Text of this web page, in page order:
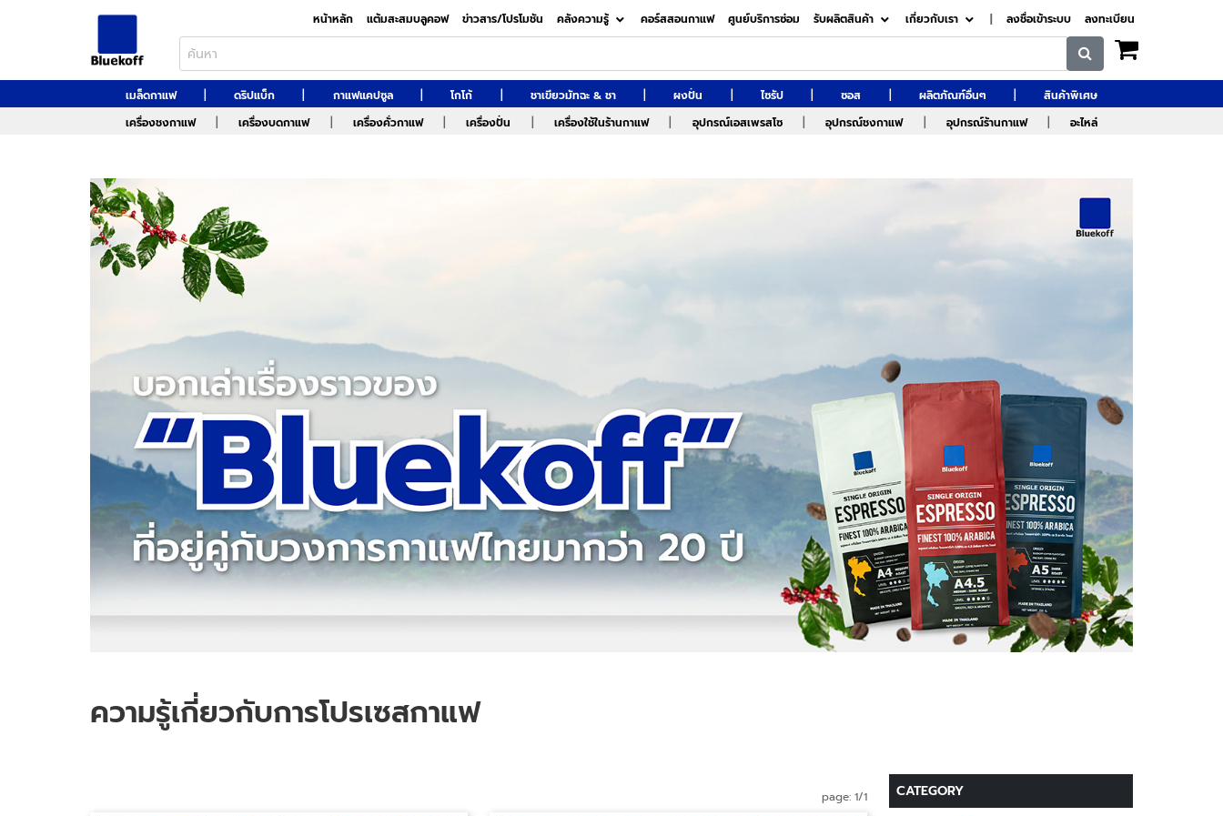
หน้าหลัก แต้มสะสมบลูคอฟ ข่าวสาร/โปรโมชัน คลังความรู้ คอร์สสอนกาแฟ ศูนย์บริการซ่อม รับผลิตสินค้า เกี่ยวกับเรา | ลงชื่อเข้าระบบ ลงทะเบียน
เมล็ดกาแฟ | ดริปแบ็ก | กาแฟแคปซูล | โกโก้ | ชาเขียวมัทฉะ & ชา | ผงปั่น | ไซรัป | ซอส | ผลิตภัณฑ์อื่นๆ |
สินค้าพิเศษ
เครื่องชงกาแฟ
| เครื่องบดกาแฟ | เครื่องคั่วกาแฟ | เครื่องปั่น | เครื่องใช้ในร้านกาแฟ | อุปกรณ์เอสเพรสโซ | อุปกรณ์ชงกาแฟ | อุปกรณ์ร้านกาแฟ | อะไหล่
ความรู้เกี่ยวกับการโปรเซสกาแฟ
page: 1/1 CATEGORY